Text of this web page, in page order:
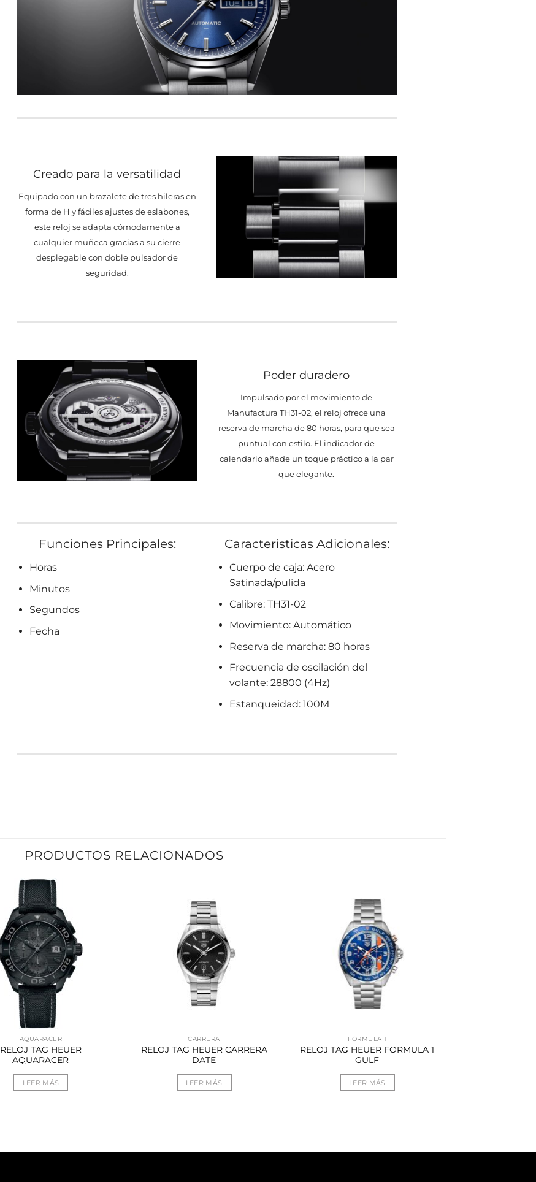
Creado para la versatilidad
Equipado con un brazalete de tres hileras en
forma de H y fáciles ajustes de eslabones,
este reloj se adapta cómodamente a
cualquier muñeca gracias a su cierre
desplegable con doble pulsador de
seguridad.
Poder duradero
Impulsado por el movimiento de
Manufactura TH31-02, el reloj ofrece una
reserva de marcha de 80 horas, para que sea
puntual con estilo. El indicador de
calendario añade un toque práctico a la par
que elegante.
Funciones Principales:
Horas
Minutos
Segundos
Fecha
Caracteristicas Adicionales:
Cuerpo de caja: Acero
Satinada/pulida
Calibre: TH31-02
Movimiento: Automático
Reserva de marcha: 80 horas
Frecuencia de oscilación del
volante: 28800 (4Hz)
Estanqueidad: 100M
PRODUCTOS RELACIONADOS
AQUARACER
RELOJ TAG HEUER
AQUARACER
LEER MÁS
CARRERA
RELOJ TAG HEUER CARRERA
DATE
LEER MÁS
FORMULA 1
RELOJ TAG HEUER FORMULA 1
GULF
LEER MÁS